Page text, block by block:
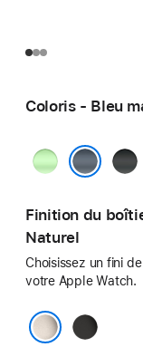
Coloris - Bleu
Vert
Noir
Finition du
Naturel
Choisissez un fini
votre Apple Watch.
Noir